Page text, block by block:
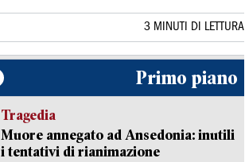
3 MINUTI DI LETTURA
Primo piano
Tragedia
Muore annegato ad Ansedonia: inutili
i tentativi di rianimazione